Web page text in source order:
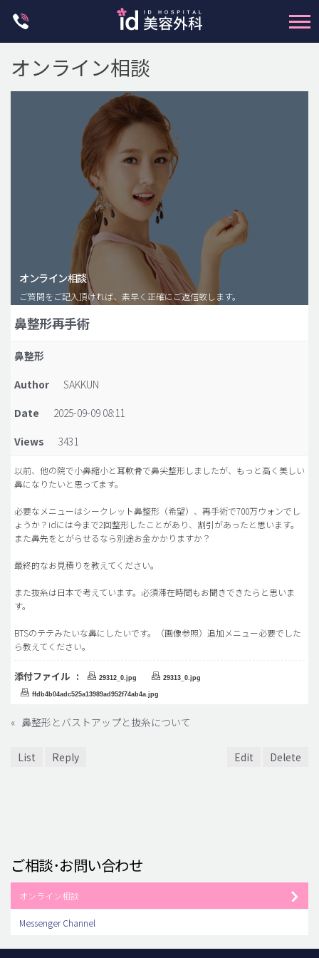
脂肪注入(アンチエイジング)
豊胸手術・バストアップ
プチ整形
idリアルストーリー
idニュース
病院紹介
安全整形
料金一覧
ご相談のお問い合わせ
オンライン相談
オンライン相談
ご質問をご記入頂ければ、素早く正確にご返信致します。
鼻整形再手術
鼻整形
Author
SAKKUN
Date
2025-09-09 08:11
Views
3431
以前、他の院で小鼻縮小と耳軟骨で鼻尖整形しましたが、もっと高く美しい
鼻になりたいと思ってます。
必要なメニューはシークレット鼻整形（希望）、再手術で700万ウォンでし
ょうか？idには今まで2回整形したことがあり、割引があったと思います。
また鼻先をとがらせるなら別途お金かかりますか？
最終的なお見積りを教えてください。
また抜糸は日本で考えています。必須滞在時間もお聞きできたらと思いま
す。
BTSのテテみたいな鼻にしたいです。（画像参照）追加メニュー必要でした
ら教えてください。
添付ファイル : 29312_0.jpg 29313_0.jpg
ffdb4b04adc525a13989ad952f74ab4a.jpg
« 鼻整形とバストアップと抜糸について
List Reply Edit Delete
ご相談･お問い合わせ
オンライン相談
Messenger Channel